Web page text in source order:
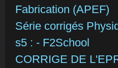
Fabrication (APEF)
Série corrigés
s5 : - F2School
CORRIGE DE